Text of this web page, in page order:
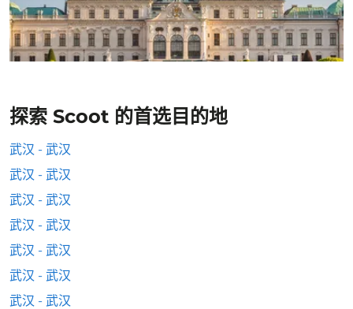
探索 Scoot 的首选目的地
武汉 - 武汉
武汉 - 武汉
武汉 - 武汉
武汉 - 武汉
武汉 - 武汉
武汉 - 武汉
武汉 - 武汉